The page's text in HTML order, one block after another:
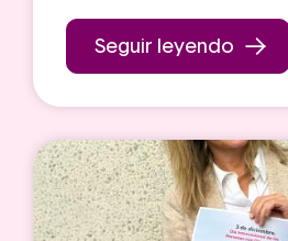
Seguir leyendo